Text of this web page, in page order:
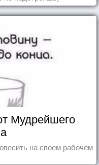
Мудрейшего
на своем рабочем